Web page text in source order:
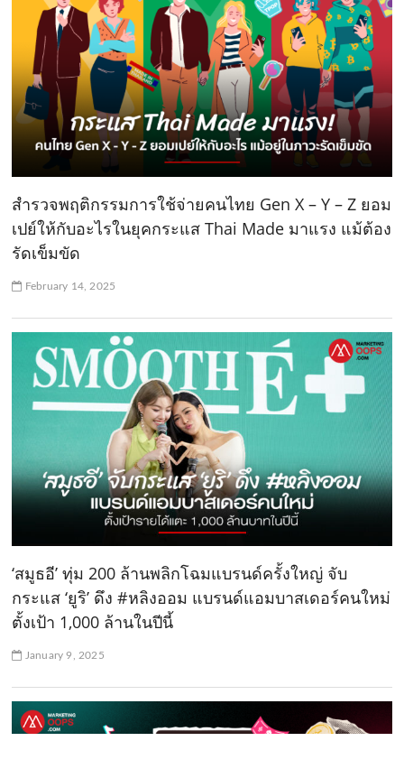
สำรวจพฤติกรรมการใช้จ่ายคนไทย Gen X – Y – Z ยอม
เปย์ให้กับอะไรในยุคกระแส Thai Made มาแรง แม้ต้อง
รัดเข็มขัด
February 14, 2025
‘สมูธอี’ ทุ่ม 200 ล้านพลิกโฉมแบรนด์ครั้งใหญ่ จับ
กระแส ‘ยูริ’ ดึง #หลิงออม แบรนด์แอมบาสเดอร์คนใหม่
ตั้งเป้า 1,000 ล้านในปีนี้
January 9, 2025